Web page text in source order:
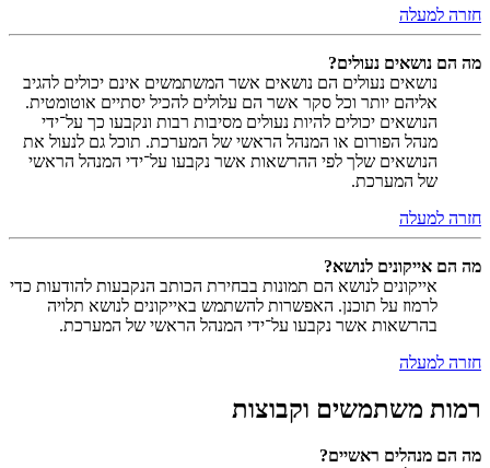
חזרה למעלה
מה הם נושאים נעולים?
נושאים נעולים הם נושאים אשר המשתמשים אינם יכולים להגיב
אליהם יותר וכל סקר אשר הם עלולים להכיל יסתיים אוטומטית.
הנושאים יכולים להיות נעולים מסיבות רבות ונקבעו כך על־ידי
מנהל הפורום או המנהל הראשי של המערכת. תוכל גם לנעול את
הנושאים שלך לפי ההרשאות אשר נקבעו על־ידי המנהל הראשי
של המערכת.
חזרה למעלה
מה הם אייקונים לנושא?
אייקונים לנושא הם תמונות בבחירת הכותב הנקבעות להודעות כדי
לרמוז על תוכנן. האפשרות להשתמש באייקונים לנושא תלויה
בהרשאות אשר נקבעו על־ידי המנהל הראשי של המערכת.
חזרה למעלה
רמות משתמשים וקבוצות
מה הם מנהלים ראשיים?